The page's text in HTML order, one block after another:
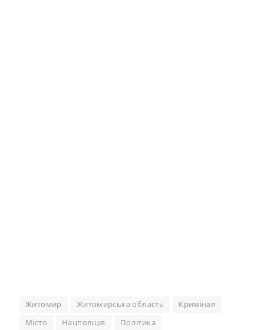
Житомир Житомирська область Кримінал
Місто Нацполіція Політика